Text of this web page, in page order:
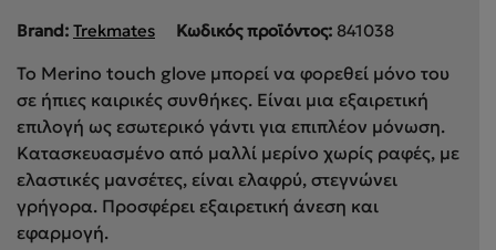
Brand: Trekmates Κωδικός προϊόντος: 841038
Το Merino touch glove μπορεί να φορεθεί μόνο του
σε ήπιες καιρικές συνθήκες. Είναι μια εξαιρετική
επιλογή ως εσωτερικό γάντι για επιπλέον μόνωση.
Κατασκευασμένο από μαλλί μερίνο χωρίς ραφές, με
ελαστικές μανσέτες, είναι ελαφρύ, στεγνώνει
γρήγορα. Προσφέρει εξαιρετική άνεση και
εφαρμογή.